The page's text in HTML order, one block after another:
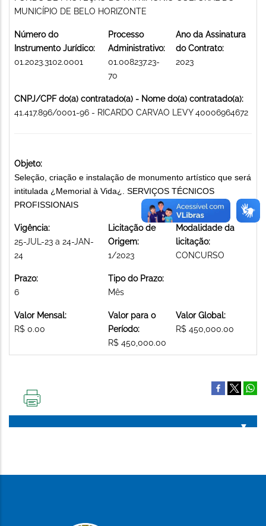
MUNICÍPIO DE BELO HORIZONTE
Número do
Instrumento Jurídico:
01.2023.3102.0001
Processo
Administrativo:
01.008237.23-
70
Ano da Assinatura
do Contrato:
2023
CNPJ/CPF do(a) contratado(a) - Nome do(a) contratado(a):
41.417.896/0001-96 - RICARDO CARVAO LEVY 40006964672
Objeto:
Seleção, criação e instalação de monumento artístico que será
intitulada ¿Memorial à Vida¿. SERVIÇOS TÉCNICOS
PROFISSIONAIS
Vigência:
25-JUL-23 a 24-JAN-
24
Licitação de
Origem:
1/2023
Modalidade da
licitação:
CONCURSO
Prazo:
6
Tipo do Prazo:
Mês
Valor Mensal:
R$ 0.00
Valor para o
Período:
R$ 450,000.00
Valor Global:
R$ 450,000.00
PÁGINA